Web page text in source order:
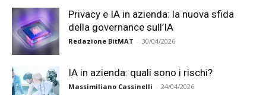
Privacy e IA in azienda: la nuova sfida
della governance sull’IA
Redazione BitMAT - 30/04/2026
IA in azienda: quali sono i rischi?
Massimiliano Cassinelli - 24/04/2026